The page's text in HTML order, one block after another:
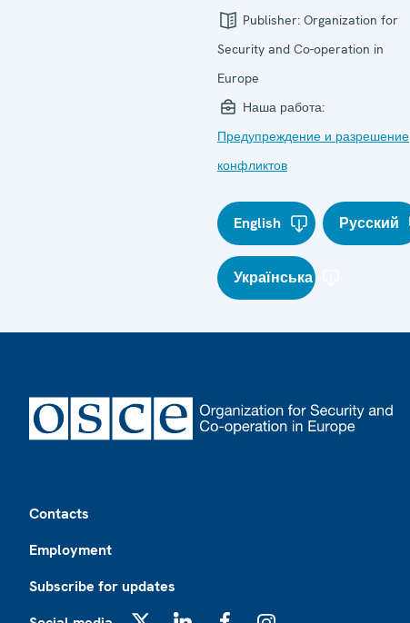
Publisher: Organization for
Security and Co-operation in
Europe
Наша работа:
Предупреждение и разрешение
конфликтов
English Русский
Українська
Contacts
Employment
Subscribe for updates